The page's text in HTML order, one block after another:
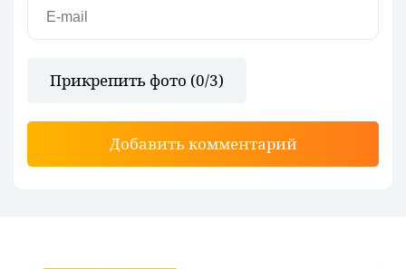
Прикрепить фото (0/3)
Добавить комментарий